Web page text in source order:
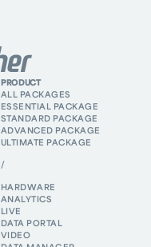
PRODUCT
ALL PACKAGES
ESSENTIAL PACKAGE
STANDARD PACKAGE
ADVANCED PACKAGE
ULTIMATE PACKAGE
/
HARDWARE
ANALYTICS
LIVE
DATA PORTAL
VIDEO